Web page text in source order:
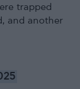
trapped
and another